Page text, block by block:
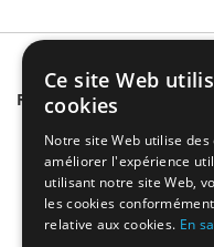
Related Products
Ce site Web
cookies
Notre site Web utilise des
améliorer l'expérience
utilisant notre site Web,
les cookies
relative aux cookies. En